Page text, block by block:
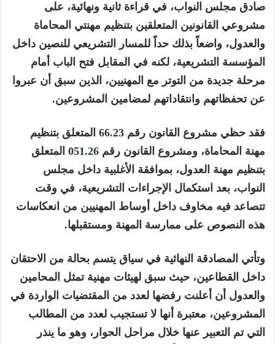
صادق مجلس النواب، في قراءة ثانية ونهائية، على
مشروعي القانونين المتعلقين بتنظيم مهنتي المحاماة
والعدول، واضعاً بذلك حداً للمسار التشريعي للنصين داخل
المؤسسة التشريعية، لكنه في المقابل فتح الباب أمام
مرحلة جديدة من التوتر مع المهنيين، الذين سبق أن عبروا
عن تحفظاتهم وانتقاداتهم لمضامين المشروعين.
فقد حظي مشروع القانون رقم 66.23 المتعلق بتنظيم
مهنة المحاماة، ومشروع القانون رقم 051.26 المتعلق
بتنظيم مهنة العدول، بموافقة الأغلبية داخل مجلس
النواب، بعد استكمال الإجراءات التشريعية، في وقت
تتصاعد فيه مخاوف داخل أوساط المهنيين من انعكاسات
هذه النصوص على ممارسة المهنة ومستقبلها.
وتأتي المصادقة النهائية في سياق يتسم بحالة من الاحتقان
داخل القطاعين، حيث سبق لهيئات مهنية تمثل المحامين
والعدول أن أعلنت رفضها لعدد من المقتضيات الواردة في
المشروعين، معتبرة أنها لا تستجيب لعدد من المطالب
التي تم التعبير عنها خلال مراحل الحوار، وهو ما ينذر